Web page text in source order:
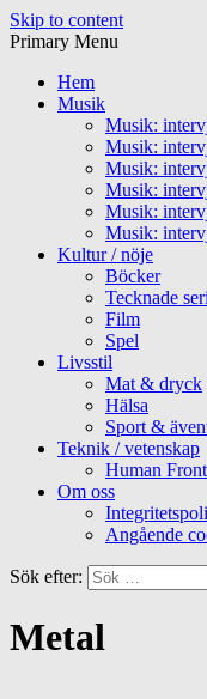
Skip to content
Primary Menu
Hem
Musik
Musik:
Musik:
Musik:
Musik:
Musik:
Musik:
Kultur / nöje
Böcker
Tecknade
Film
Spel
Livsstil
Mat & dryck
Hälsa
Sport &
Teknik / vetenskap
Human
Om oss
Angående
Sök efter:
Metal